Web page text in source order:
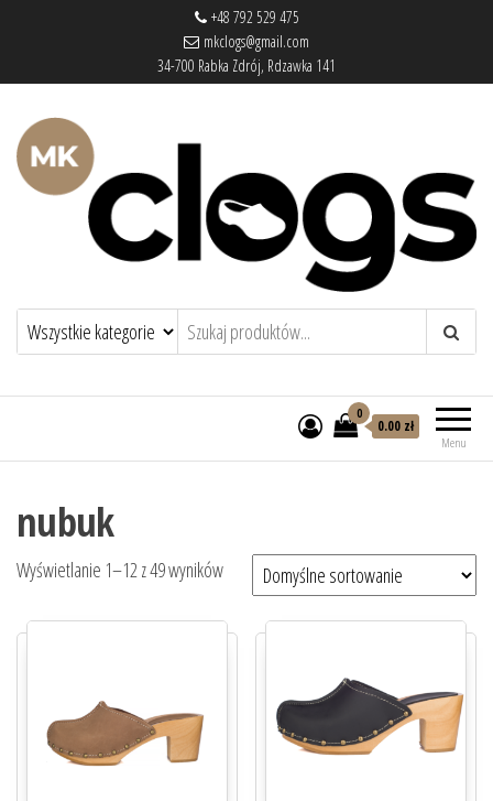
+48 792 529 475
mkclogs@gmail.com
34-700 Rabka Zdrój, Rdzawka 141
mkclogs – sklep obuwniczysklep obuwniczy – drewniaki, buty
medyczne, pantofle, klapki
Menu
0
0.00 zł
nubuk
Wyświetlanie 1–12 z 49 wyników